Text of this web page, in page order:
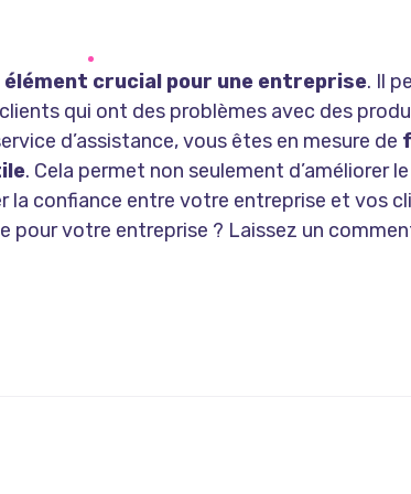
élément crucial pour une entreprise. Il
qui ont des problèmes avec des
d’assistance, vous êtes en mesure de
. Cela permet non seulement d’améliorer
la confiance entre votre entreprise et vos
pour votre entreprise ? Laissez un